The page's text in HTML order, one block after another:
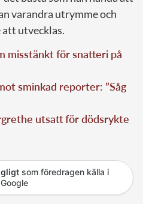
varandra utrymme och
utvecklas.
misstänkt för snatteri på
sminkad reporter: ”Såg
utsatt för dödsrykte
som föredragen källa i
Google